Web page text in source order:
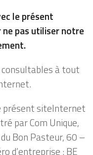
le présent
pas utiliser notre
à tout
présent siteInternet
par Com Unique,
Bon Pasteur, 60 –
d’entreprise : BE